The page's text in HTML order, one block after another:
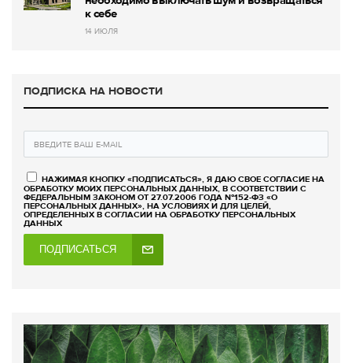
к себе
14 ИЮЛЯ
ПОДПИСКА НА НОВОСТИ
НАЖИМАЯ КНОПКУ «ПОДПИСАТЬСЯ», Я ДАЮ СВОЕ СОГЛАСИЕ НА
ОБРАБОТКУ МОИХ ПЕРСОНАЛЬНЫХ ДАННЫХ, В СООТВЕТСТВИИ С
ФЕДЕРАЛЬНЫМ ЗАКОНОМ ОТ 27.07.2006 ГОДА №152-ФЗ «О
ПЕРСОНАЛЬНЫХ ДАННЫХ», НА УСЛОВИЯХ И ДЛЯ ЦЕЛЕЙ,
ОПРЕДЕЛЕННЫХ В СОГЛАСИИ НА ОБРАБОТКУ ПЕРСОНАЛЬНЫХ
ДАННЫХ
ПОДПИСАТЬСЯ